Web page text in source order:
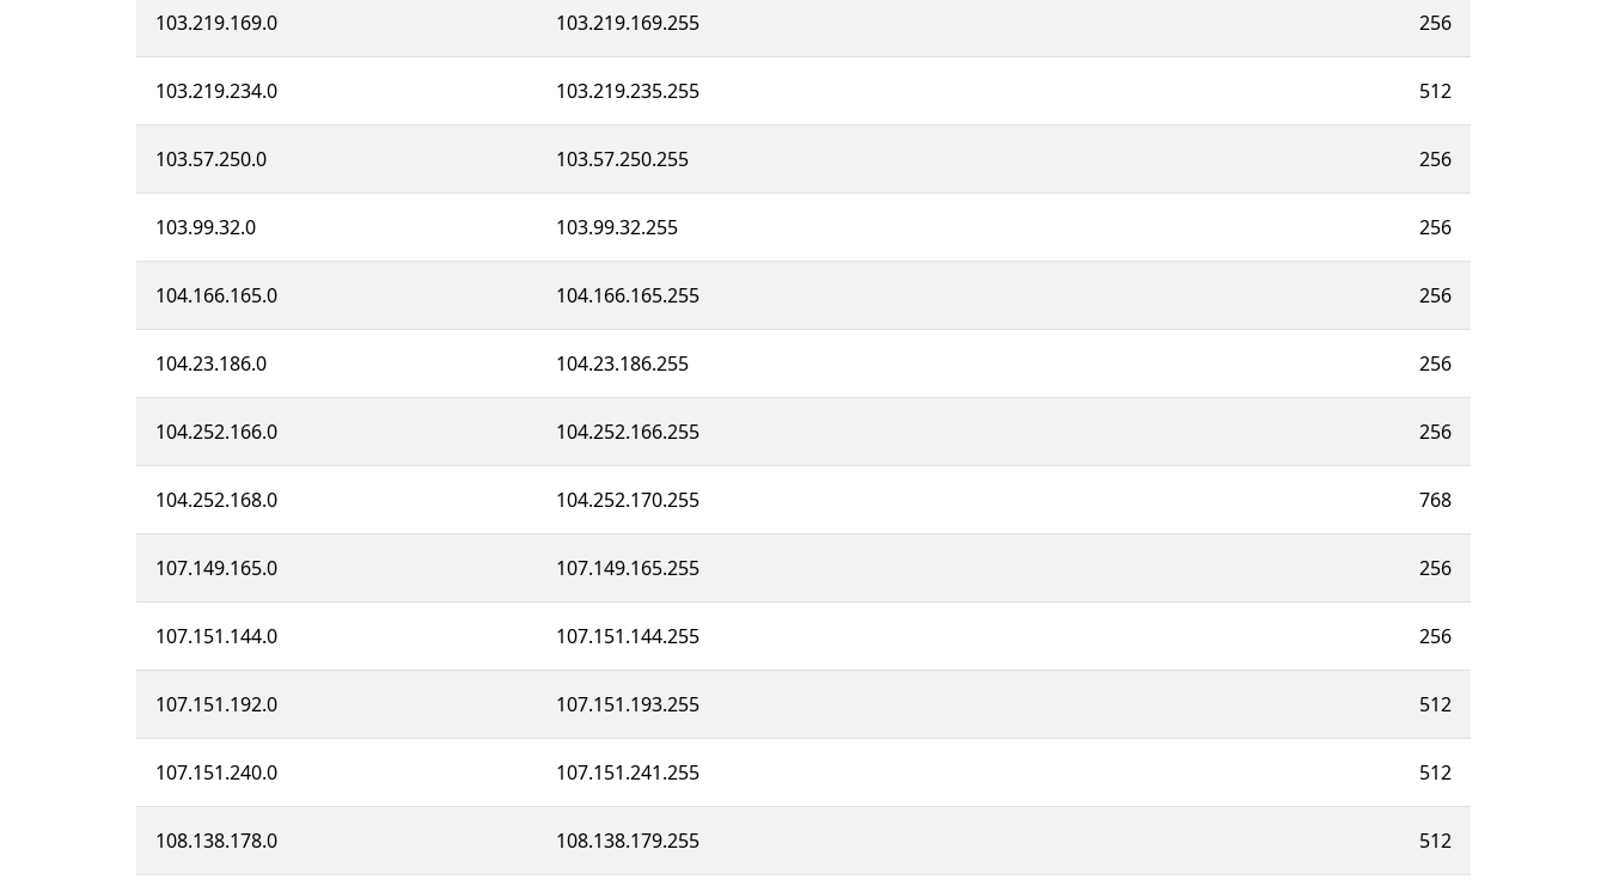
103.219.169.0 103.219.169.255 256
103.219.234.0 103.219.235.255 512
103.57.250.0 103.57.250.255 256
103.99.32.0 103.99.32.255 256
104.166.165.0 104.166.165.255 256
104.23.186.0 104.23.186.255 256
104.252.166.0 104.252.166.255 256
104.252.168.0 104.252.170.255 768
107.149.165.0 107.149.165.255 256
107.151.144.0 107.151.144.255 256
107.151.192.0 107.151.193.255 512
107.151.240.0 107.151.241.255 512
108.138.178.0 108.138.179.255 512